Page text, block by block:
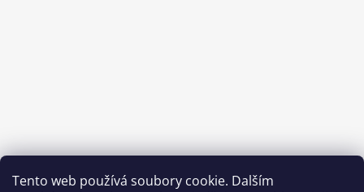
Tento web používá soubory cookie. Dalším